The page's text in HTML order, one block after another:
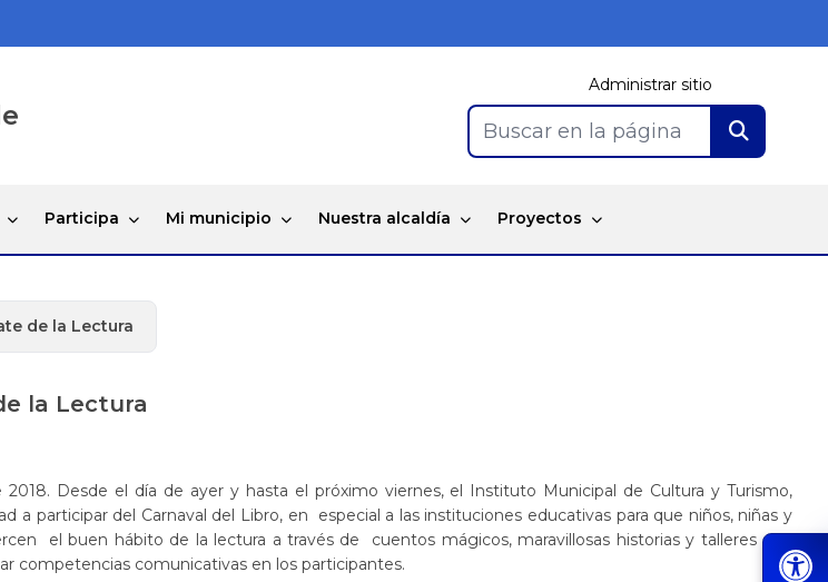
Administrar sitio
Buscar en la página
Participa Mi municipio Nuestra alcaldía Proyectos
de la Lectura
la Lectura
2018. Desde el día de ayer y hasta el próximo viernes, el Instituto Municipal de Cultura y Turismo,
a participar del Carnaval del Libro, en especial a las instituciones educativas para que niños, niñas y
el buen hábito de la lectura a través de cuentos mágicos, maravillosas historias y talleres que
competencias comunicativas en los participantes.